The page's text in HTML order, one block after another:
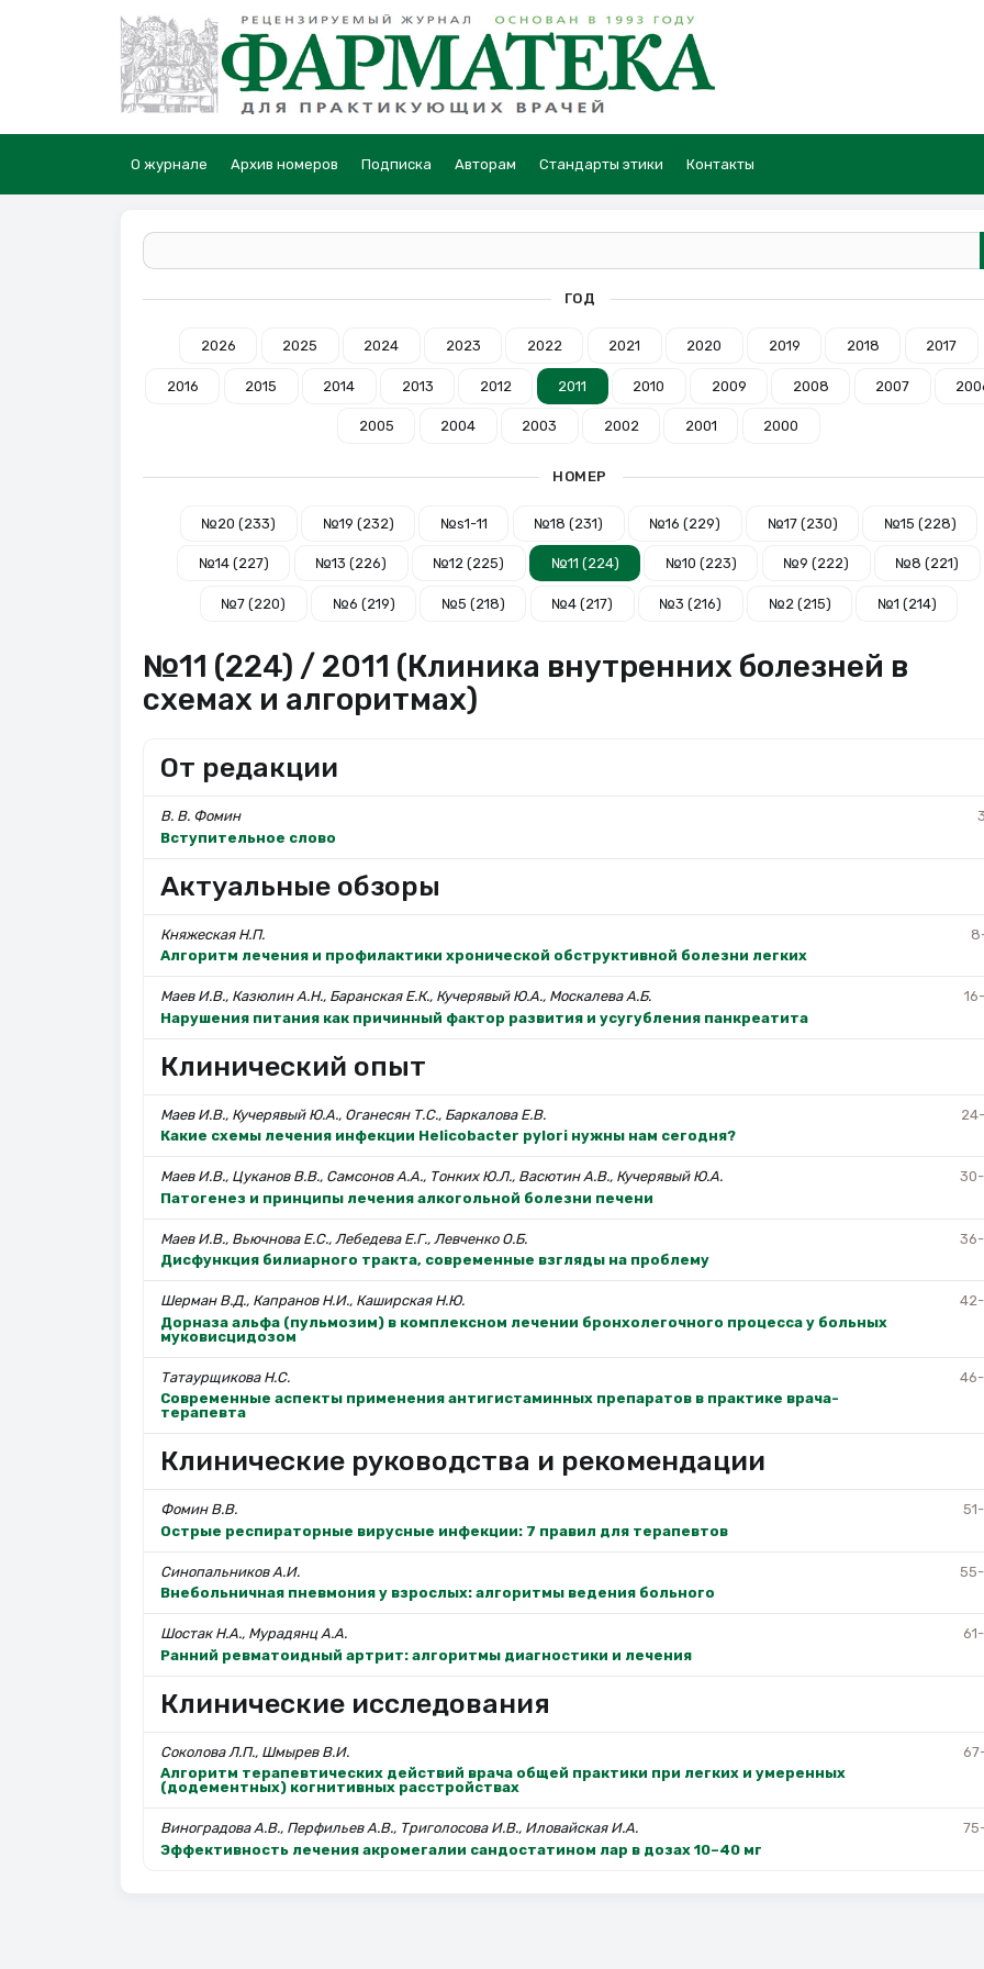
О журнале Архив номеров Подписка Авторам Стандарты этики Контакты
ГОД
2026 2025 2024 2023 2022 2021 2020 2019 2018 2017
2016 2015 2014 2013 2012 2011 2010 2009 2008 2007
2005 2004 2003 2002 2001 2000
НОМЕР
№20 (233) №19 (232) №s1-11 №18 (231) №16 (229) №17 (230) №15 (228)
№14 (227) №13 (226) №12 (225) №11 (224) №10 (223) №9 (222) №8 (221)
№7 (220) №6 (219) №5 (218) №4 (217) №3 (216) №2 (215) №1 (214)
№11 (224) / 2011 (Клиника внутренних болезней в
схемах и алгоритмах)
От редакции
В. В. Фомин
Вступительное слово
Актуальные обзоры
Княжеская Н.П.
Алгоритм лечения и профилактики хронической обструктивной болезни легких
Маев И.В., Казюлин А.Н., Баранская Е.К., Кучерявый Ю.А., Москалева А.Б.
Нарушения питания как причинный фактор развития и усугубления панкреатита
Клинический опыт
Маев И.В., Кучерявый Ю.А., Оганесян Т.С., Баркалова Е.В.
Какие схемы лечения инфекции Helicobacter pylori нужны нам сегодня?
Маев И.В., Цуканов В.В., Самсонов А.А., Тонких Ю.Л., Васютин А.В., Кучерявый Ю.А.
Патогенез и принципы лечения алкогольной болезни печени
Маев И.В., Вьючнова Е.С., Лебедева Е.Г., Левченко О.Б.
Дисфункция билиарного тракта, современные взгляды на проблему
Шерман В.Д., Капранов Н.И., Каширская Н.Ю.
Дорназа альфа (пульмозим) в комплексном лечении бронхолегочного процесса у больных
муковисцидозом
Татаурщикова Н.С.
Современные аспекты применения антигистаминных препаратов в практике врача-
терапевта
Клинические руководства и рекомендации
Фомин В.В.
Острые респираторные вирусные инфекции: 7 правил для терапевтов
Синопальников А.И.
Внебольничная пневмония у взрослых: алгоритмы ведения больного
Шостак Н.А., Мурадянц А.А.
Ранний ревматоидный артрит: алгоритмы диагностики и лечения
Клинические исследования
Соколова Л.П., Шмырев В.И.
Алгоритм терапевтических действий врача общей практики при легких и умеренных
(додементных) когнитивных расстройствах
Виноградова А.В., Перфильев А.В., Триголосова И.В., Иловайская И.А.
Эффективность лечения акромегалии сандостатином лар в дозах 10–40 мг